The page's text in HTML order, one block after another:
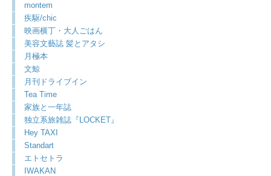
montem
疾駆/chic
映画横丁・大人ごはん
美容文藝誌 髪とアタシ
月極本
文鯨
月刊ドライブイン
Tea Time
家族と一年誌
独立系旅雑誌『LOCKET』
Hey TAXI
Standart
エトセトラ
IWAKAN